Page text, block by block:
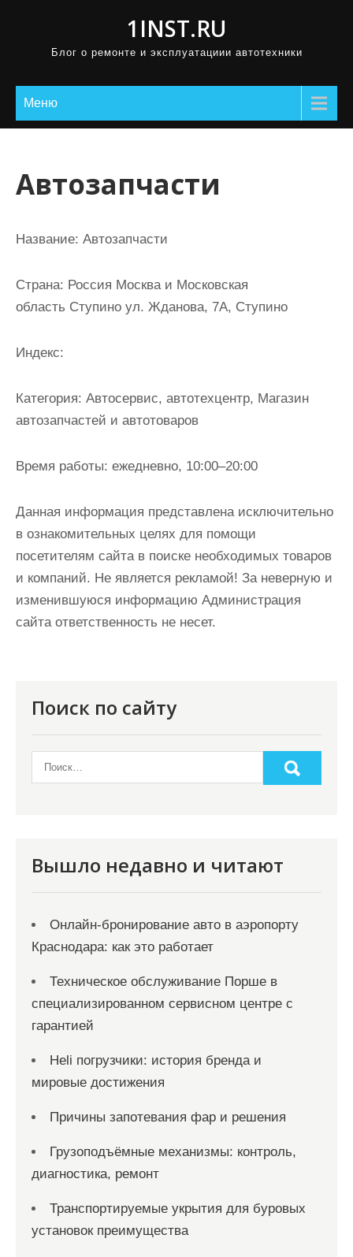
1INST.RU
Блог о ремонте и эксплуатациии автотехники
Меню
Автозапчасти
Название: Автозапчасти
Страна: Россия Москва и Московская
область Ступино ул. Жданова, 7А, Ступино
Индекс:
Категория: Автосервис, автотехцентр, Магазин
автозапчастей и автотоваров
Время работы: ежедневно, 10:00–20:00
Данная информация представлена исключительно
в ознакомительных целях для помощи
посетителям сайта в поиске необходимых товаров
и компаний. Не является рекламой! За неверную и
изменившуюся информацию Администрация
сайта ответственность не несет.
Поиск по сайту
Вышло недавно и читают
Онлайн‑бронирование авто в аэропорту
Краснодара: как это работает
Техническое обслуживание Порше в
специализированном сервисном центре с
гарантией
Heli погрузчики: история бренда и
мировые достижения
Причины запотевания фар и решения
Грузоподъёмные механизмы: контроль,
диагностика, ремонт
Транспортируемые укрытия для буровых
установок преимущества